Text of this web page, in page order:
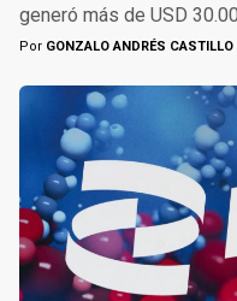
generó más de USD
Por GONZALO ANDRÉS CASTILLO